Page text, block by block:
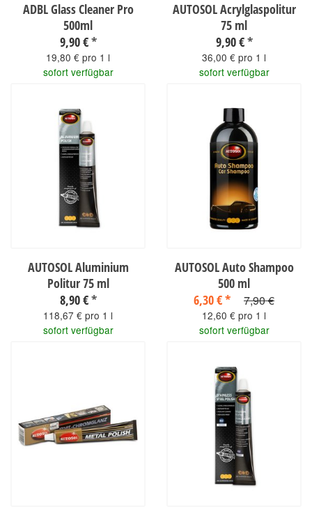
ADBL Glass Cleaner Pro
500ml
9,90 €*
19,80 € pro 1 l
sofort verfügbar
AUTOSOL Acrylglaspolitur
75 ml
9,90 €*
36,00 € pro 1 l
sofort verfügbar
AUTOSOL Aluminium
Politur 75 ml
8,90 €*
118,67 € pro 1 l
sofort verfügbar
AUTOSOL Auto Shampoo
500 ml
6,30 €* 7,90 €
12,60 € pro 1 l
sofort verfügbar